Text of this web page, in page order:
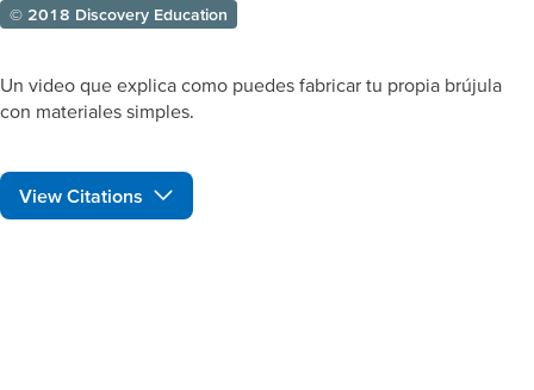
© 2018 Discovery Education
Un video que explica como puedes fabricar tu propia brújula
con materiales simples.
View Citations